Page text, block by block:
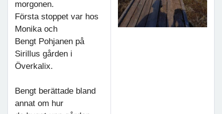
morgonen.
Första stoppet var hos
Monika och
Bengt Pohjanen på
Sirillus gården i
Överkalix.
Bengt berättade bland
annat om hur